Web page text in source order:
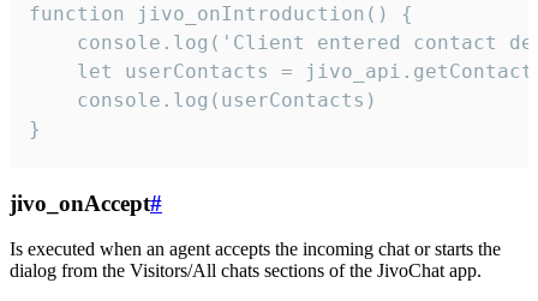
function jivo_onIntroduction() {
console.log('Client entered contact
let userContacts =
    console.log(userContacts)
}
jivo_onAccept#
Is executed when an agent accepts the incoming chat or starts the
dialog from the Visitors/All chats sections of the JivoChat app.